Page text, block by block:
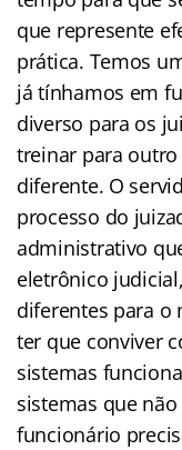
que represente
prática. Temos
já tínhamos em
diverso para os
treinar para
diferente. O
processo do
administrativo
eletrônico
diferentes para o
ter que conviver
sistemas
sistemas que
funcionário